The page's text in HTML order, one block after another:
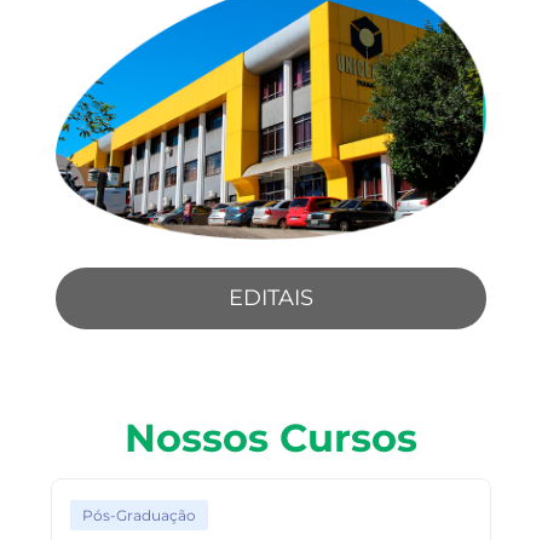
EDITAIS
Nossos Cursos
Pós-Graduação